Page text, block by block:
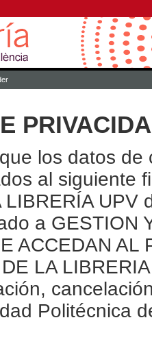
los datos
al siguiente
LIBRERÍA
a GESTION
ACCEDAN AL
LA
Politécnica